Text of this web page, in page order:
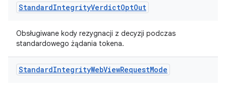
StandardIntegrityVerdictOptOut
Obsługiwane kody rezygnacji z decyzji podczas
standardowego żądania tokena.
StandardIntegrityWebViewRequestMode